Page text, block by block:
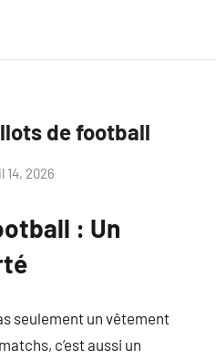
de football
14, 2026
: Un
seulement un vêtement
c’est aussi un